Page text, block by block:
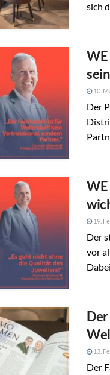
sich
10.
Der
19.
Der
vor
13.
Der